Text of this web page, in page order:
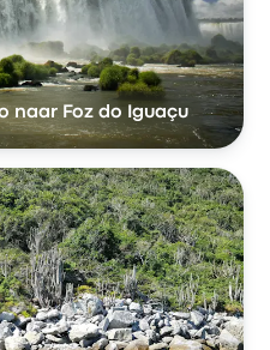
naar Foz do Iguaçu